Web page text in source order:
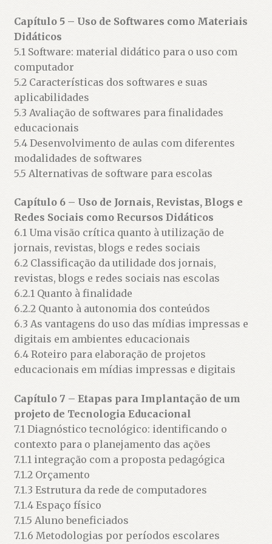
Capítulo 5 – Uso de Softwares como Materiais
Didáticos
5.1 Software: material didático para o uso com
computador
5.2 Características dos softwares e suas
aplicabilidades
5.3 Avaliação de softwares para finalidades
educacionais
5.4 Desenvolvimento de aulas com diferentes
modalidades de softwares
5.5 Alternativas de software para escolas
Capítulo 6 – Uso de Jornais, Revistas, Blogs e
Redes Sociais como Recursos Didáticos
6.1 Uma visão crítica quanto à utilização de
jornais, revistas, blogs e redes sociais
6.2 Classificação da utilidade dos jornais,
revistas, blogs e redes sociais nas escolas
6.2.1 Quanto à finalidade
6.2.2 Quanto à autonomia dos conteúdos
6.3 As vantagens do uso das mídias impressas e
digitais em ambientes educacionais
6.4 Roteiro para elaboração de projetos
educacionais em mídias impressas e digitais
Capítulo 7 – Etapas para Implantação de um
projeto de Tecnologia Educacional
7.1 Diagnóstico tecnológico: identificando o
contexto para o planejamento das ações
7.1.1 integração com a proposta pedagógica
7.1.2 Orçamento
7.1.3 Estrutura da rede de computadores
7.1.4 Espaço físico
7.1.5 Aluno beneficiados
7.1.6 Metodologias por períodos escolares